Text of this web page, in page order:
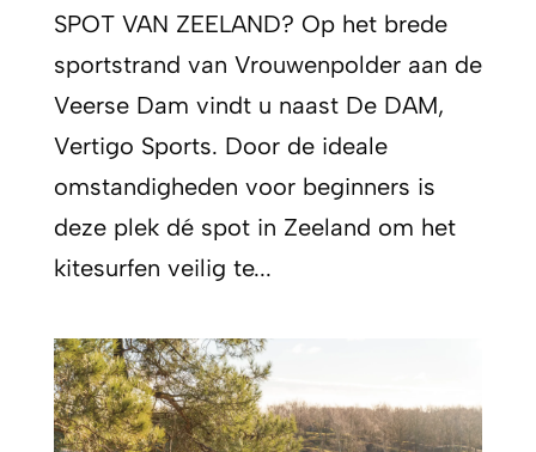
SPOT VAN ZEELAND? Op het brede
sportstrand van Vrouwenpolder aan de
Veerse Dam vindt u naast De DAM,
Vertigo Sports. Door de ideale
omstandigheden voor beginners is
deze plek dé spot in Zeeland om het
kitesurfen veilig te...